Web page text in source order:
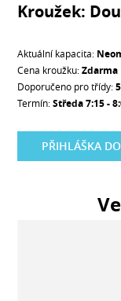
Kroužek:
Aktuální kapacita:
Cena kroužku:Zdarma
Doporučeno pro třídy:
Termín:Středa 7:15 -
PŘIHLÁŠKA